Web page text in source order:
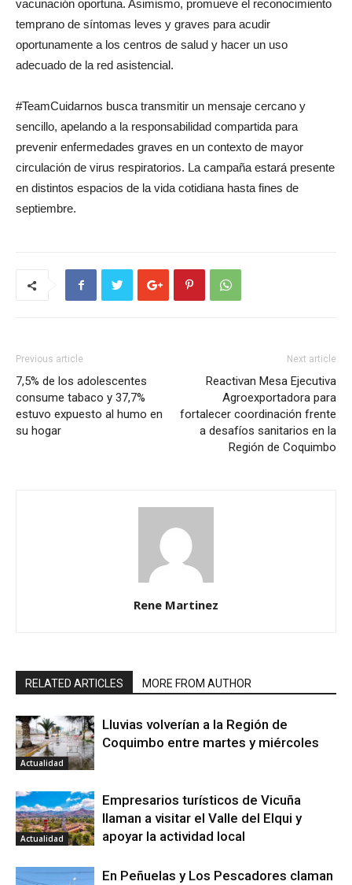
vacunación oportuna. Asimismo, promueve el reconocimiento
temprano de síntomas leves y graves para acudir
oportunamente a los centros de salud y hacer un uso
adecuado de la red asistencial.
#TeamCuidarnos busca transmitir un mensaje cercano y
sencillo, apelando a la responsabilidad compartida para
prevenir enfermedades graves en un contexto de mayor
circulación de virus respiratorios. La campaña estará presente
en distintos espacios de la vida cotidiana hasta fines de
septiembre.
Previous article
7,5% de los adolescentes
consume tabaco y 37,7%
estuvo expuesto al humo en
su hogar
Next article
Reactivan Mesa Ejecutiva
Agroexportadora para
fortalecer coordinación frente
a desafíos sanitarios en la
Región de Coquimbo
Rene Martinez
RELATED ARTICLES MORE FROM AUTHOR
Actualidad
Lluvias volverían a la Región de
Coquimbo entre martes y miércoles
Actualidad
Empresarios turísticos de Vicuña
llaman a visitar el Valle del Elqui y
apoyar la actividad local
En Peñuelas y Los Pescadores claman